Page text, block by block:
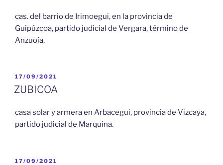
cas. del barrio de Irimoegui, en la provincia de
Guipúzcoa, partido judicial de Vergara, término de
Anzuoía.
PUBLICADO
EL
17/09/2021
ZUBICOA
casa solar y armera en Arbacegui, provincia de Vizcaya,
partido judicial de Marquina.
PUBLICADO
17/09/2021